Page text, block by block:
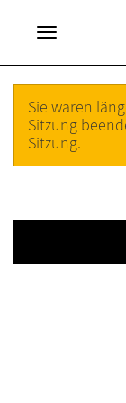
Sie waren
Sitzung
Sitzung.